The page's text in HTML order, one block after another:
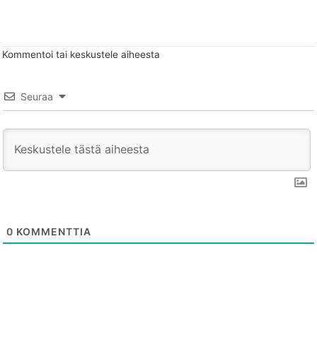
Kommentoi tai keskustele aiheesta
Seuraa
0 KOMMENTTIA